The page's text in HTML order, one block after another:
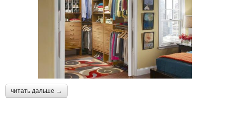
читать дальше →